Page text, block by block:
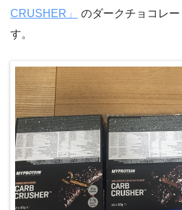
CRUSHER」
のダークチョコレ
す。